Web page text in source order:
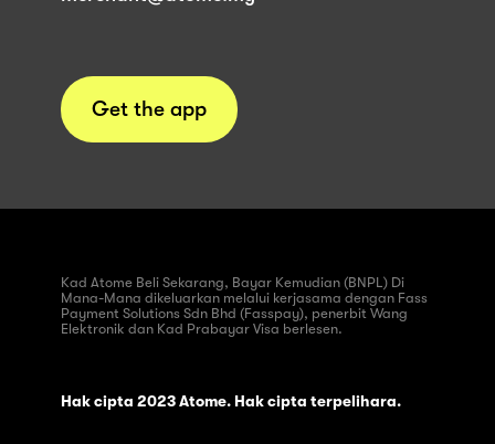
Get the app
Kad Atome Beli Sekarang, Bayar Kemudian (BNPL) Di
Mana-Mana dikeluarkan melalui kerjasama dengan Fass
Payment Solutions Sdn Bhd (Fasspay), penerbit Wang
Elektronik dan Kad Prabayar Visa berlesen.
Hak cipta 2023 Atome. Hak cipta terpelihara.